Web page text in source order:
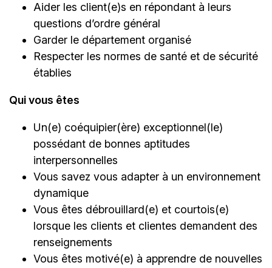
Aider les client(e)s en répondant à leurs
questions d’ordre général
Garder le département organisé
Respecter les normes de santé et de sécurité
établies
Qui vous êtes
Un(e) coéquipier(ère) exceptionnel(le)
possédant de bonnes aptitudes
interpersonnelles
Vous savez vous adapter à un environnement
dynamique
Vous êtes débrouillard(e) et courtois(e)
lorsque les clients et clientes demandent des
renseignements
Vous êtes motivé(e) à apprendre de nouvelles